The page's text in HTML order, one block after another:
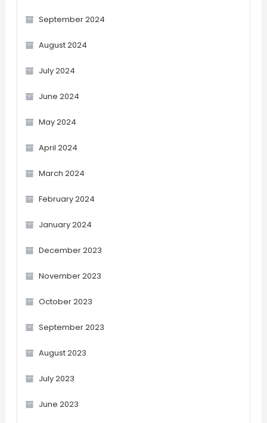
September 2024
August 2024
July 2024
June 2024
May 2024
April 2024
March 2024
February 2024
January 2024
December 2023
November 2023
October 2023
September 2023
August 2023
July 2023
June 2023